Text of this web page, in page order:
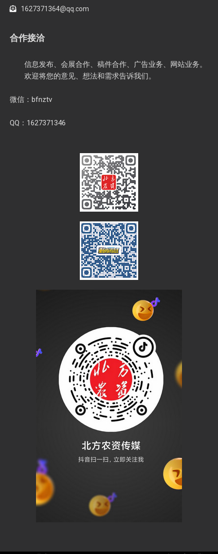
1627371364@qq.com
合作接洽
信息发布、会展合作、稿件合作、广告业务、网站业务。
欢迎将您的意见、想法和需求告诉我们。
微信：bfnztv
QQ：1627371346